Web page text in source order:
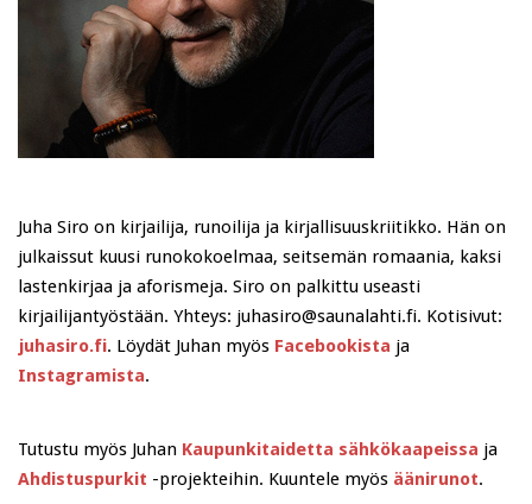
Juha Siro on kirjailija, runoilija ja kirjallisuuskriitikko. Hän on
julkaissut kuusi runokokoelmaa, seitsemän romaania, kaksi
lastenkirjaa ja aforismeja. Siro on palkittu useasti
kirjailijantyöstään. Yhteys: juhasiro@saunalahti.fi. Kotisivut:
juhasiro.fi. Löydät Juhan myös Facebookista ja
Instagramista.
Tutustu myös Juhan Kaupunkitaidetta sähkökaapeissa ja
Ahdistuspurkit -projekteihin. Kuuntele myös äänirunot.